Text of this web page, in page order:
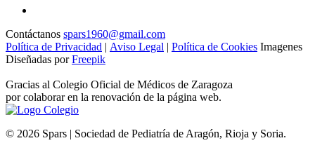
Contáctanos spars1960@gmail.com
Política de Privacidad | Aviso Legal | Política de Cookies Imagenes
Diseñadas porFreepik
Gracias al Colegio Oficial de Médicos de Zaragoza
por colaborar en la renovación de la página web.
© 2026 Spars | Sociedad de Pediatría de Aragón, Rioja y Soria.